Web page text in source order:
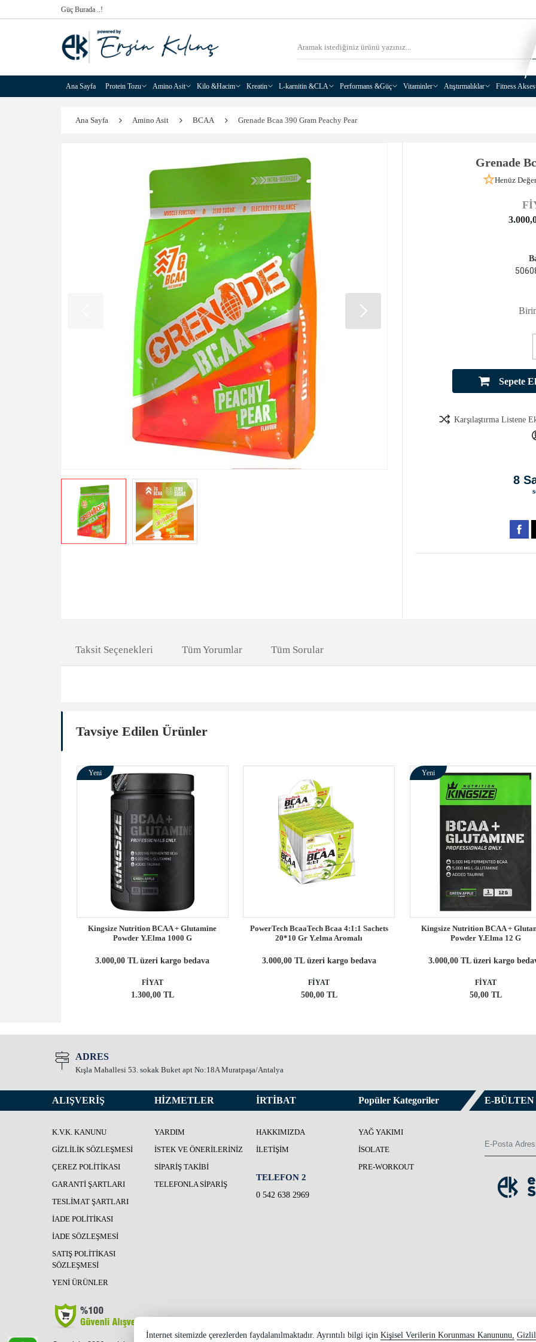
Güç Burada ..!
Ana Sayfa Protein Tozu Amino Asit Kilo &Hacim Kreatin L-karnitin &CLA Performans &Güç Vitaminler Atıştırmalıklar Fitness
Ana Sayfa Amino Asit BCAA Grenade Bcaa 390 Gram Peachy Pear
Grenade
Henüz
Sepete
Karşılaştırma Listene
8
Taksit Seçenekleri Tüm Yorumlar Tüm Sorular
Tavsiye Edilen Ürünler
Yeni
Kingsize Nutrition BCAA + Glutamine
Powder Y.Elma 1000 G
3.000,00 TL üzeri kargo bedava
FİYAT
1.300,00 TL
PowerTech BcaaTech Bcaa 4:1:1 Sachets
20*10 Gr Y.elma Aromalı
3.000,00 TL üzeri kargo bedava
FİYAT
500,00 TL
Yeni
Kingsize Nutrition BCAA +
Powder Y.Elma 12 G
3.000,00 TL üzeri kargo
FİYAT
50,00 TL
ADRES
Kışla Mahallesi 53. sokak Buket apt No:18A Muratpaşa/Antalya
ALIŞVERİŞ
K.V.K. KANUNU
GIZLILIK SÖZLEŞMESI
ÇEREZ POLITIKASI
GARANTI ŞARTLARI
TESLIMAT ŞARTLARI
İADE POLITIKASI
İADE SÖZLEŞMESI
SATIŞ POLITIKASI
SÖZLEŞMESI
YENI ÜRÜNLER
HİZMETLER
YARDIM
İSTEK VE ÖNERILERINIZ
SIPARIŞ TAKIBI
TELEFONLA SIPARIŞ
İRTİBAT
HAKKIMIZDA
İLETIŞIM
TELEFON 2
0 542 638 2969
Popüler Kategoriler
YAĞ YAKIMI
İSOLATE
PRE-WORKOUT
E-BÜLTEN
İnternet sitemizde çerezlerden faydalanılmaktadır. Ayrıntılı bilgi için Kişisel Verilerin Korunması Kanununu,